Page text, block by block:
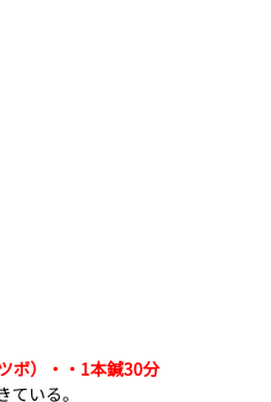
ボ）・・1本鍼30分
いる。